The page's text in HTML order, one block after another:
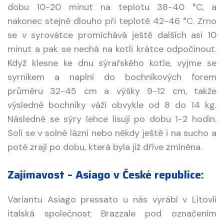
dobu 10-20 minut na teplotu 38-40 °C, a
nakonec stejně dlouho při teplotě 42-46 °C. Zrno
se v syrovátce promíchává ještě dalších asi 10
minut a pak se nechá na kotli krátce odpočinout.
Když klesne ke dnu sýrařského kotle, vyjme se
syrníkem a naplní do bochníkových forem
průměru 32-45 cm a výšky 9-12 cm, takže
výsledné bochníky váží obvykle od 8 do 14 kg.
Následně se sýry lehce lisují po dobu 1-2 hodin.
Solí se v solné lázní nebo někdy ještě i na sucho a
poté zrají po dobu, která byla již dříve zmíněna.
Zajímavost – Asiago v České republice:
Variantu Asiago pressato u nás vyrábí v Litovli
italská společnost Brazzale pod označením